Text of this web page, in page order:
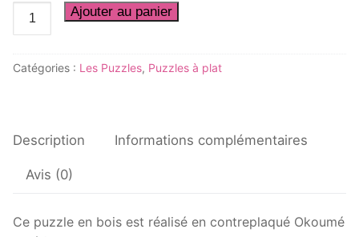
quantité
de
plat
Ajouter au panier
Catégories : Les Puzzles, Puzzles à plat
Description Informations complémentaires
Avis (0)
Ce puzzle en bois est réalisé en contreplaqué Okoumé